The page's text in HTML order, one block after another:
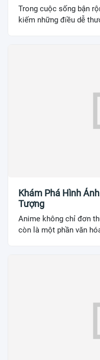
Trong cuộc sống bận
kiếm những điều dễ
Khám Phá Hình
Tượng
Anime không chỉ đơn
còn là một phần văn